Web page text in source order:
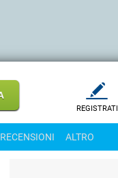
REGISTRATI
RECENSIONI ALTRO